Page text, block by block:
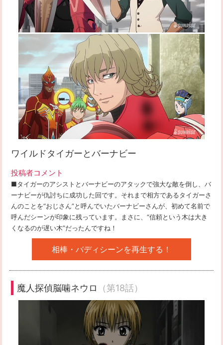
ワイルドタイガーとバーナビー
投稿者コメント
■タイガーのアシストとバーナビーのアタックで強大な敵を倒し、バ
ーナビーが仇討ちに成功した回です。それまで相方であるタイガーさ
んのことを“おじさん”と呼んでいたバーナビーさんが、初めて名前で
呼んだシーンが印象に残っています。まさに、“信頼という木は大き
くなるのが遅い木”だったんですね！
相棒・バディシーンを再生する！
魔人探偵脳噛ネウロ （第18話）